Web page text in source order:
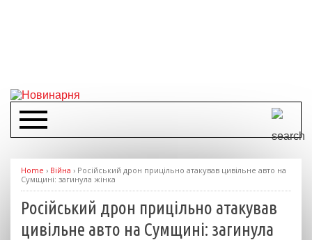
Home › Війна › Російський дрон прицільно атакував цивільне авто на
Сумщині: загинула жінка
Російський дрон прицільно атакував
цивільне авто на Сумщині: загинула